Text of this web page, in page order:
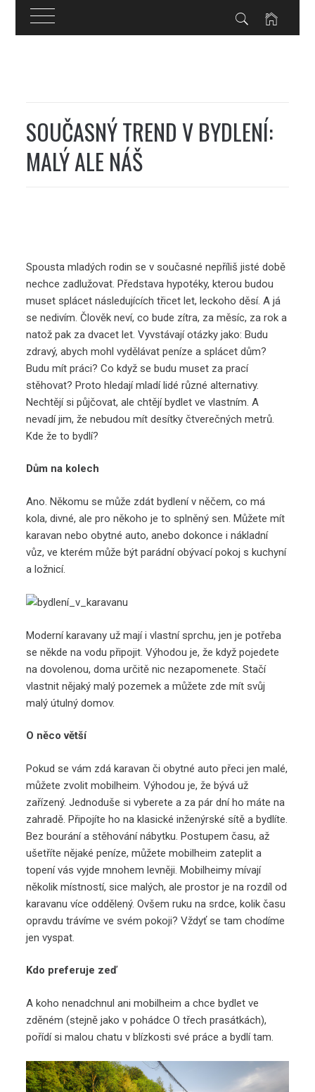
SOUČASNÝ TREND V BYDLENÍ:
MALÝ ALE NÁŠ
Spousta mladých rodin se v současné nepříliš jisté době
nechce zadlužovat. Představa hypotéky, kterou budou
muset splácet následujících třicet let, leckoho děsí. A já
se nedivím. Člověk neví, co bude zítra, za měsíc, za rok a
natož pak za dvacet let. Vyvstávají otázky jako: Budu
zdravý, abych mohl vydělávat peníze a splácet dům?
Budu mít práci? Co když se budu muset za prací
stěhovat? Proto hledají mladí lidé různé alternativy.
Nechtějí si půjčovat, ale chtějí bydlet ve vlastním. A
nevadí jim, že nebudou mít desítky čtverečných metrů.
Kde že to bydlí?
Dům na kolech
Ano. Někomu se může zdát bydlení v něčem, co má
kola, divné, ale pro někoho je to splněný sen. Můžete mít
karavan nebo obytné auto, anebo dokonce i nákladní
vůz, ve kterém může být parádní obývací pokoj s kuchyní
a ložnicí.
Moderní karavany už mají i vlastní sprchu, jen je potřeba
se někde na vodu připojit. Výhodou je, že když pojedete
na dovolenou, doma určitě nic nezapomenete. Stačí
vlastnit nějaký malý pozemek a můžete zde mít svůj
malý útulný domov.
O něco větší
Pokud se vám zdá karavan či obytné auto přeci jen malé,
můžete zvolitmobilheim . Výhodou je, že bývá už
zařízený. Jednoduše si vyberete a za pár dní ho máte na
zahradě. Připojíte ho na klasické inženýrské sítě a bydlíte.
Bez bourání a stěhování nábytku. Postupem času, až
ušetříte nějaké peníze, můžete mobilheim zateplit a
topení vás vyjde mnohem levněji. Mobilheimy mívají
několik místností, sice malých, ale prostor je na rozdíl od
karavanu více oddělený. Ovšem ruku na srdce, kolik času
opravdu trávíme ve svém pokoji? Vždyť se tam chodíme
jen vyspat.
Kdo preferuje zeď
A koho nenadchnul ani mobilheim a chce bydlet ve
zděném (stejně jako v pohádce O třech prasátkách),
pořídí si malou chatu v blízkosti své práce a bydlí tam.